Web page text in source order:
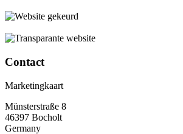
Contact
Marketingkaart
Münsterstraße 8
46397 Bocholt
Germany